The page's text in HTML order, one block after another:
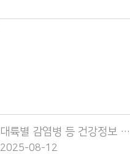
대륙별 감염병 등 건강정보 소책자 발간 안내
2025-08-12